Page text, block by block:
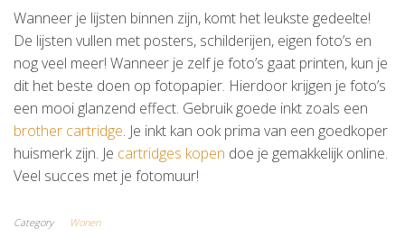
Wanneer je lijsten binnen zijn, komt het leukste gedeelte!
De lijsten vullen met posters, schilderijen, eigen foto’s en
nog veel meer! Wanneer je zelf je foto’s gaat printen, kun je
dit het beste doen op fotopapier. Hierdoor krijgen je foto’s
een mooi glanzend effect. Gebruik goede inkt zoals een
brother cartridge. Je inkt kan ook prima van een goedkoper
huismerk zijn. Je cartridges kopen doe je gemakkelijk online.
Veel succes met je fotomuur!
Category Wonen